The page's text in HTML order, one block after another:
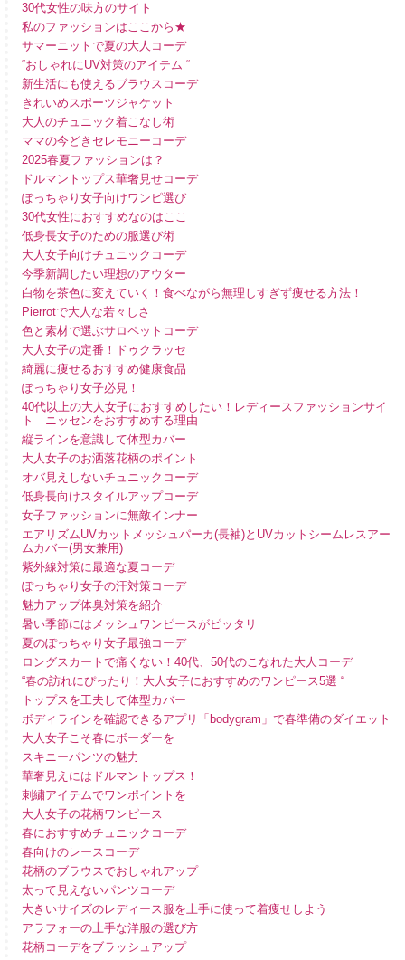
30代女性の味方のサイト
私のファッションはここから★
サマーニットで夏の大人コーデ
“おしゃれにUV対策のアイテム “
新生活にも使えるブラウスコーデ
きれいめスポーツジャケット
大人のチュニック着こなし術
ママの今どきセレモニーコーデ
2025春夏ファッションは？
ドルマントップス華奢見せコーデ
ぽっちゃり女子向けワンピ選び
30代女性におすすめなのはここ
低身長女子のための服選び術
大人女子向けチュニックコーデ
今季新調したい理想のアウター
白物を茶色に変えていく！食べながら無理しすぎず痩せる方法！
Pierrotで大人な若々しさ
色と素材で選ぶサロペットコーデ
大人女子の定番！ドゥクラッセ
綺麗に痩せるおすすめ健康食品
ぽっちゃり女子必見！
40代以上の大人女子におすすめしたい！レディースファッションサイ
ト ニッセンをおすすめする理由
縦ラインを意識して体型カバー
大人女子のお洒落花柄のポイント
オバ見えしないチュニックコーデ
低身長向けスタイルアップコーデ
女子ファッションに無敵インナー
エアリズムUVカットメッシュパーカ(長袖)とUVカットシームレスアー
ムカバー(男女兼用)
紫外線対策に最適な夏コーデ
ぽっちゃり女子の汗対策コーデ
魅力アップ体臭対策を紹介
暑い季節にはメッシュワンピースがピッタリ
夏のぽっちゃり女子最強コーデ
ロングスカートで痛くない！40代、50代のこなれた大人コーデ
“春の訪れにぴったり！大人女子におすすめのワンピース5選 “
トップスを工夫して体型カバー
ボディラインを確認できるアプリ「bodygram」で春準備のダイエット
大人女子こそ春にボーダーを
スキニーパンツの魅力
華奢見えにはドルマントップス！
刺繍アイテムでワンポイントを
大人女子の花柄ワンピース
春におすすめチュニックコーデ
春向けのレースコーデ
花柄のブラウスでおしゃれアップ
太って見えないパンツコーデ
大きいサイズのレディース服を上手に使って着痩せしよう
アラフォーの上手な洋服の選び方
花柄コーデをブラッシュアップ